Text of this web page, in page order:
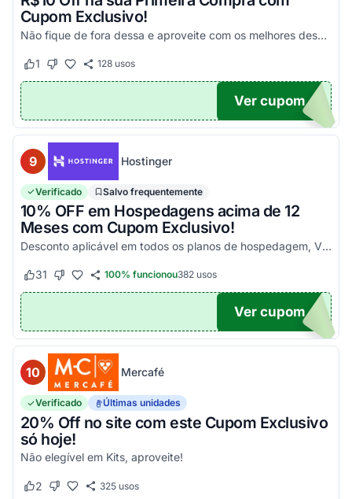
Cupom Exclusivo!
Não fique de fora dessa e aproveite com os melhores descontos! Válido em compras acima de R$100!
Este cupom funcionou
1 Este cupom não funcionou
128usos
UPOM
Ver cupom
9 Hostinger
Verificado Salvo frequentemente
10% OFF em Hospedagens acima de 12
Meses com Cupom Exclusivo!
Desconto aplicável em todos os planos de hospedagem, VPS e Cloud, maiores que 12 meses. Aproveite!
Este cupom funcionou
31 Este cupom não funcionou
100% funcionou382usos
UPOM
Ver cupom
10 Mercafé
Verificado Últimas unidades
20% Off no site com este Cupom Exclusivo
só hoje!
Não elegível em Kits, aproveite!
Este cupom funcionou
2 Este cupom não funcionou
325usos